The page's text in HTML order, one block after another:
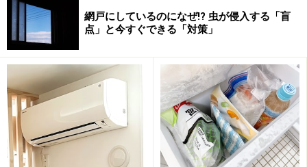
と良いですね。例えば白物、色物を分けて1日2回ずつ洗
濯をしているならば、1日目は白物だけ、2日目は色物だ
け、といったように日替わりにしてまとめ洗いをすると
回数が減らせます。
洗濯機に衣類を入れる際にもちょっと一工夫しておくこ
とで手間が省けます。
ボタンのあるシャツの場合は、胸の辺りのボタンに袖の
網戸にしているのになぜ!? 虫が侵入する「盲
点」と今すぐできる「対策」